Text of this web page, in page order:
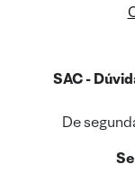
SAC -
De